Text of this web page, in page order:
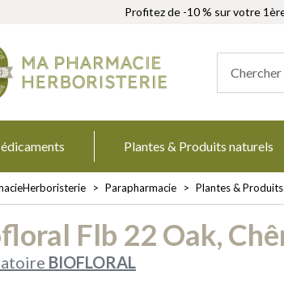
Profitez de -10 % sur votre
Plantes & Produits naturels
Parapharmacie Plantes &
Flb 22 Oak,
BIOFLORAL